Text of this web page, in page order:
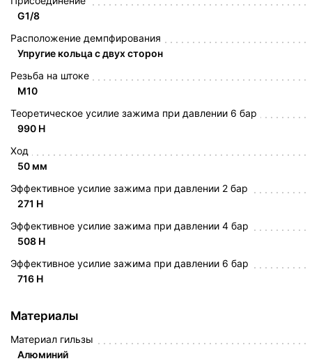
G1/8
Расположение демпфирования
Упругие кольца с двух сторон
Резьба на штоке
M10
Теоретическое усилие зажима при давлении 6 бар
990 Н
Ход
50 мм
Эффективное усилие зажима при давлении 2 бар
271 Н
Эффективное усилие зажима при давлении 4 бар
508 Н
Эффективное усилие зажима при давлении 6 бар
716 Н
Материалы
Материал гильзы
Алюминий